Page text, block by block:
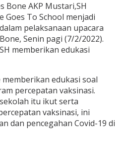
Bone AKP Mustari,SH
Goes To School menjadi
pelaksanaan upacara
Senin pagi (7/2/2022).
memberikan edukasi
edukasi soal
percepatan vaksinasi.
itu ikut serta
vaksinasi, ini
dan pencegahan Covid-19 di